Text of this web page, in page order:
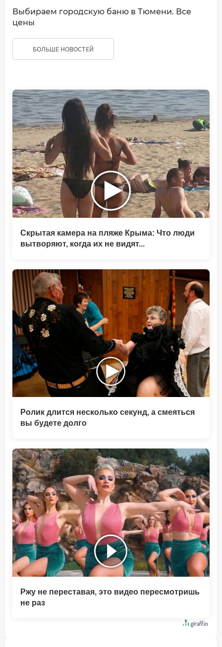
Выбираем городскую баню в Тюмени. Все
цены
БОЛЬШЕ НОВОСТЕЙ
Скрытая камера на пляже Крыма: Что люди
вытворяют, когда их не видят...
Ролик длится несколько секунд, а смеяться
вы будете долго
Ржу не переставая, это видео пересмотришь
не раз